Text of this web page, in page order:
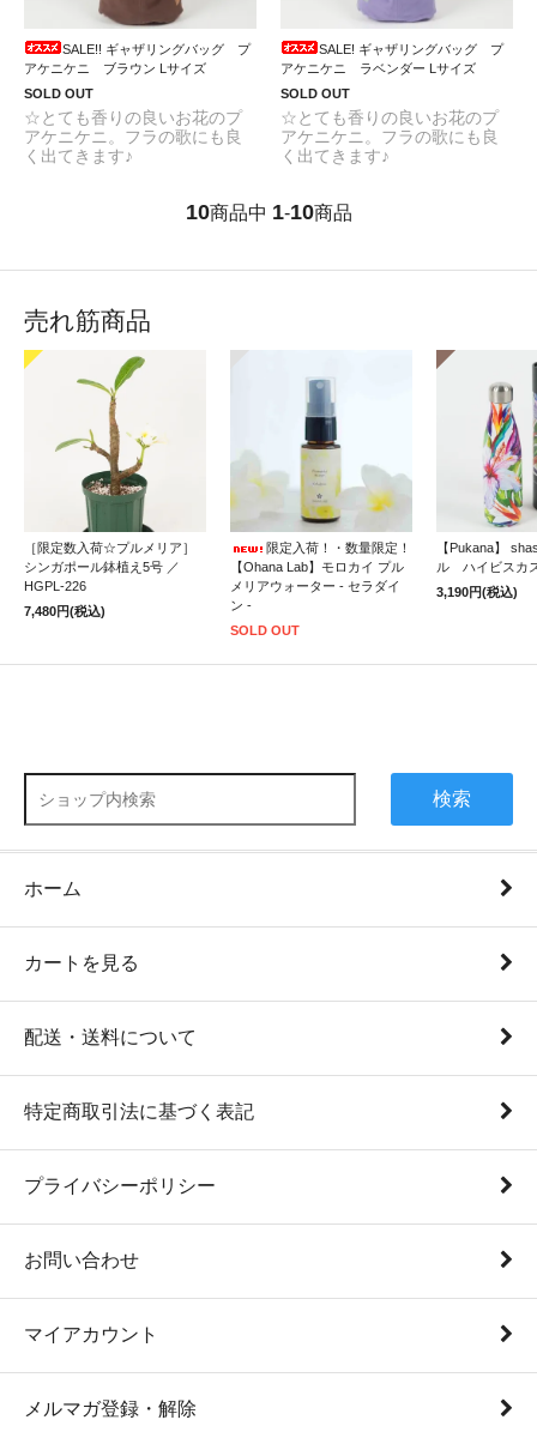
SALE!! ギャザリングバッグ プ
アケニケニ ブラウン Lサイズ
SOLD OUT
☆とても香りの良いお花のプ
アケニケニ。フラの歌にも良
く出てきます♪
SALE! ギャザリングバッグ プ
アケニケニ ラベンダー Lサイズ
SOLD OUT
☆とても香りの良いお花のプ
アケニケニ。フラの歌にも良
く出てきます♪
10商品中 1-10商品
売れ筋商品
［限定数入荷☆プルメリア］
シンガポール鉢植え5号 ／
HGPL-226
7,480円(税込)
限定入荷！・数量限定！
【Ohana Lab】モロカイ プル
メリアウォーター - セラダイ
ン -
SOLD OUT
【Pukana】
ル ハイビスカ
3,190円(税込)
検索
ホーム
カートを見る
配送・送料について
特定商取引法に基づく表記
プライバシーポリシー
お問い合わせ
マイアカウント
メルマガ登録・解除